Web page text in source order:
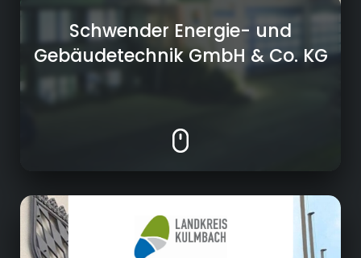
Schwender Energie- und
Gebäudetechnik GmbH & Co. KG
Öffentlicher Dienst